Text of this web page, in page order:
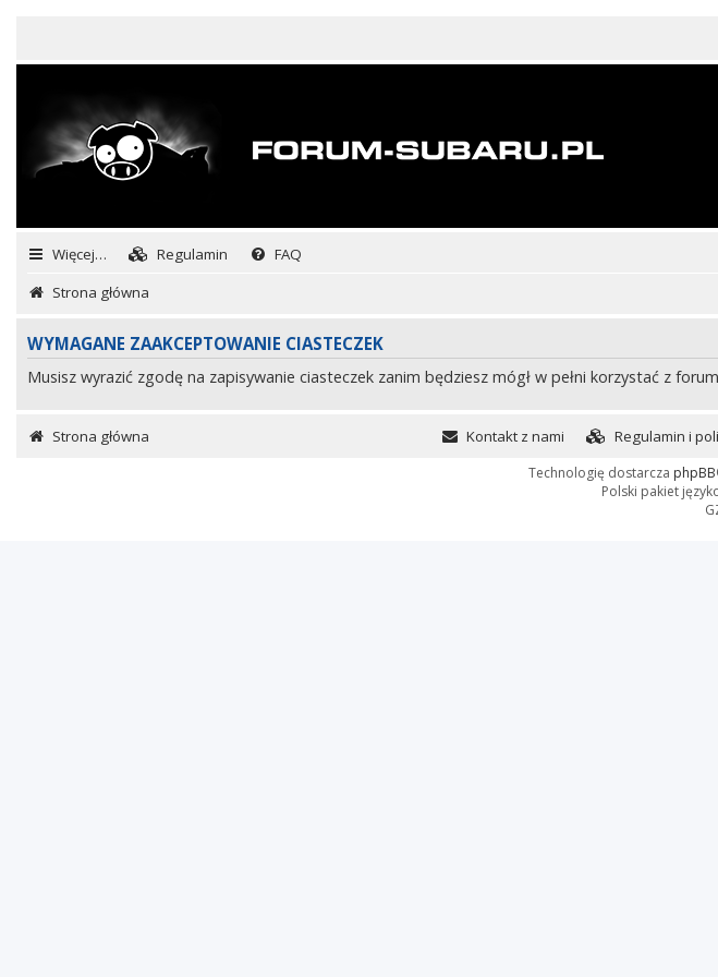
Więcej… Regulamin FAQ
Strona główna
WYMAGANE ZAAKCEPTOWANIE CIASTECZEK
Musisz wyrazić zgodę na zapisywanie ciasteczek zanim będziesz mógł w pełni korzystać z
Strona główna Regulamin i
Kontakt z nami
Technologię dostarcza phpBB
Polski pakiet